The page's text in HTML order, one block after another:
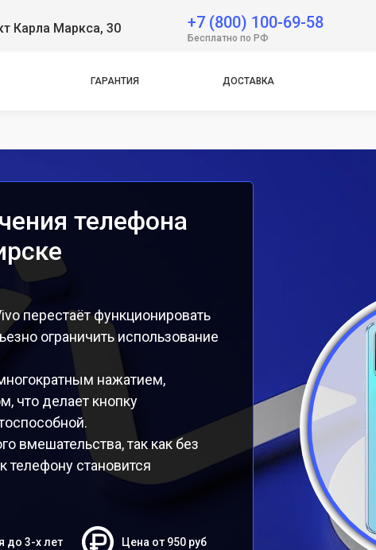
Карла Маркса, 30 +7 (800) 100-69-58
Бесплатно по РФ
ГАРАНТИЯ ДОСТАВКА
телефона
перестаёт функционировать
ограничить использование
нажатием,
что делает кнопку
вмешательства, так как без
телефону становится
до 3-х лет Цена от 950 руб